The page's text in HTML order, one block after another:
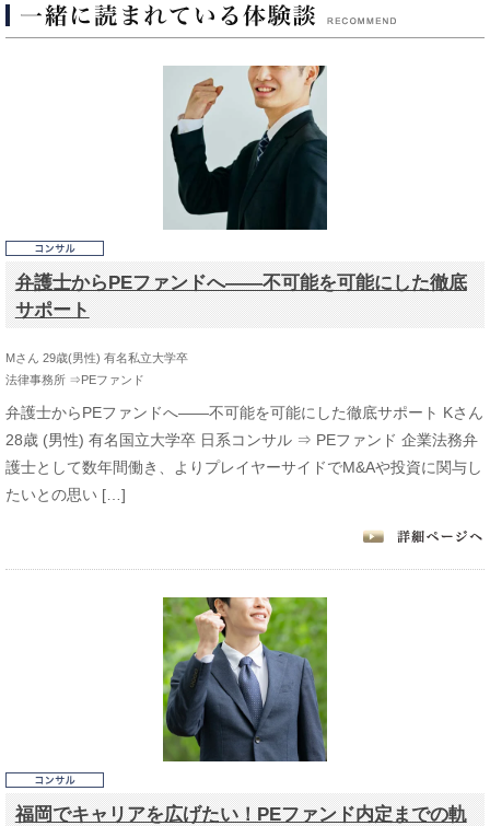
弁護士からPEファンドへ――不可能を可能にした徹底
サポート
Mさん 29歳(男性) 有名私立大学卒
法律事務所 ⇒PEファンド
弁護士からPEファンドへ――不可能を可能にした徹底サポート Kさん
28歳 (男性) 有名国立大学卒 日系コンサル ⇒ PEファンド 企業法務弁
護士として数年間働き、よりプレイヤーサイドでM&Aや投資に関与し
たいとの思い […]
福岡でキャリアを広げたい！PEファンド内定までの軌